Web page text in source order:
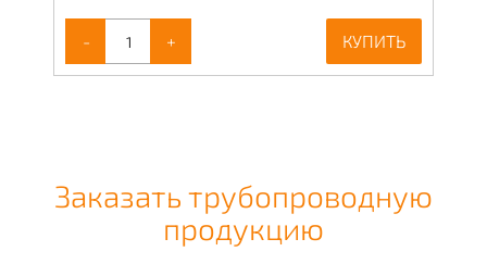
- + КУПИТЬ
Заказать трубопроводную
продукцию